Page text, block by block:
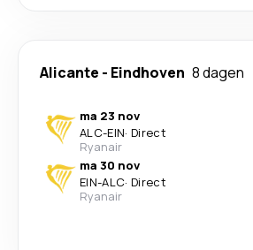
Alicante - Eindhoven 8 dagen
ma 23 nov
ALC-EIN· Direct
Ryanair
ma 30 nov
EIN-ALC· Direct
Ryanair